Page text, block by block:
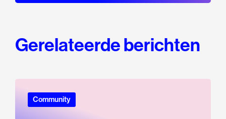
Gerelateerde berichten
Community